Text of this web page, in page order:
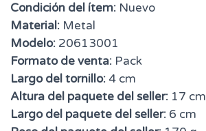
Condición del ítem: Nuevo
Material: Metal
Modelo: 20613001
Formato de venta: Pack
Largo del tornillo: 4 cm
Altura del paquete del seller: 17 cm
Largo del paquete del seller: 6 cm